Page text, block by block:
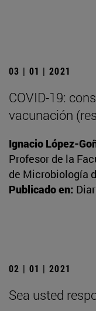
03 | 01 | 2021
COVID-19:
vacunación
Ignacio López-
Profesor de la
de Microbiología
Publicado en:
02 | 01 | 2021
Sea usted